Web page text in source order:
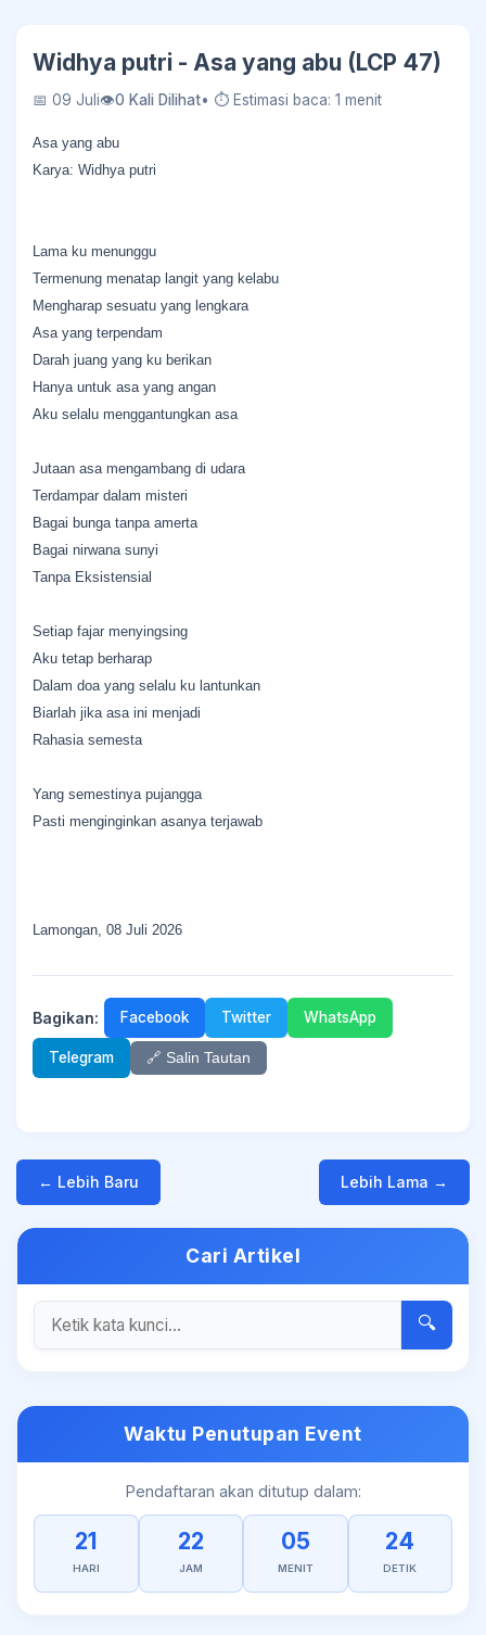
Widhya putri - Asa yang abu (LCP 47)
📅 09 Juli👁0 Kali Dilihat• ⏱ Estimasi baca: 1 menit
Asa yang abu
Karya: Widhya putri
Lama ku menunggu
Termenung menatap langit yang kelabu
Mengharap sesuatu yang lengkara
Asa yang terpendam
Darah juang yang ku berikan
Hanya untuk asa yang angan
Aku selalu menggantungkan asa
Jutaan asa mengambang di udara
Terdampar dalam misteri
Bagai bunga tanpa amerta
Bagai nirwana sunyi
Tanpa Eksistensial
Setiap fajar menyingsing
Aku tetap berharap
Dalam doa yang selalu ku lantunkan
Biarlah jika asa ini menjadi
Rahasia semesta
Yang semestinya pujangga
Pasti menginginkan asanya terjawab
Lamongan, 08 Juli 2026
Bagikan: Facebook Twitter WhatsApp
Telegram 🔗 Salin Tautan
← Lebih Baru Lebih Lama →
Cari Artikel
🔍
Waktu Penutupan Event
Pendaftaran akan ditutup dalam:
21
HARI
22
JAM
05
MENIT
24
DETIK